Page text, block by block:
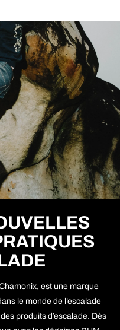
est une marque
le monde de l’escalade
produits d’escalade. Dès